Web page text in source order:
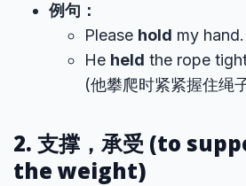
例句：
Please hold my
He held the rope
(他攀爬时紧紧握住绳
2. 支撑，承受 (to
the weight)